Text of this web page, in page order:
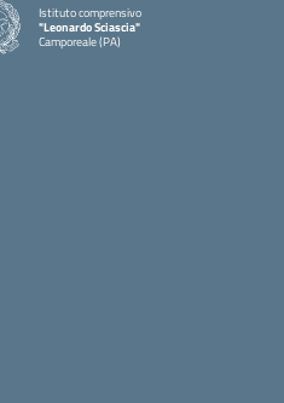
Istituto comprensivo
"Leonardo Sciascia"
Camporeale (PA)
— Visita la pagina iniziale della scuola